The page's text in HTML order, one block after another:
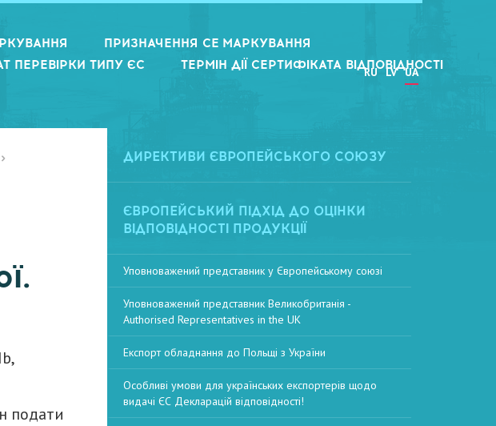
RU LV UA
ПРИЗНАЧЕННЯ CE МАРКУВАННЯ
ПЕРЕВІРКИ ТИПУ ЄС
ТЕРМІН ДІЇ СЕРТИФІКАТА ВІДПОВІДНОСТІ
подати
ДИРЕКТИВИ ЄВРОПЕЙСЬКОГО СОЮЗУ
ЄВРОПЕЙСЬКИЙ ПІДХІД ДО ОЦІНКИ
ВІДПОВІДНОСТІ ПРОДУКЦІЇ
Уповноважений представник у Європейському союзі
Уповноважений представник Великобританія -
Authorised Representatives in the UK
Експорт обладнання до Польщі з України
Особливі умови для українських експортерів щодо
видачі ЄС Декларацій відповідності!